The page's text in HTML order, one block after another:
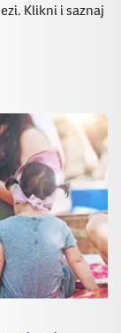
Klikni i saznaj